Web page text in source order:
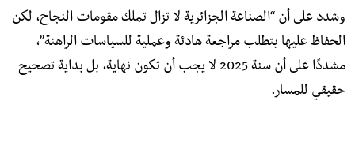
وشدد على أن “الصناعة الجزائرية لا تزال تملك مقومات النجاح، لكن
الحفاظ عليها يتطلب مراجعة هادئة وعملية للسياسات الراهنة”،
مشددًا على أن سنة 2025 لا يجب أن تكون نهاية، بل بداية تصحيح
حقيقي للمسار.